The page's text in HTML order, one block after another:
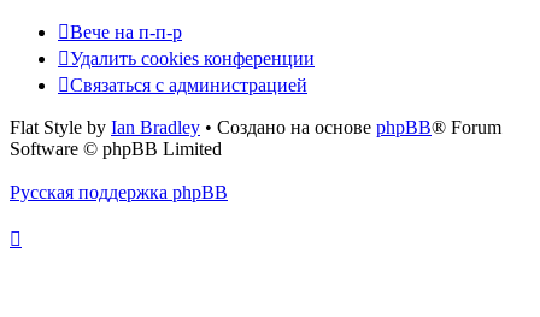
Вече на п-п-р
Удалить cookies конференции
Связаться с администрацией
Flat Style by Ian Bradley • Создано на основе phpBB® Forum
Software © phpBB Limited
Русская поддержка phpBB